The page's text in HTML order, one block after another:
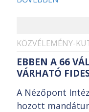
KÖZVÉLEMÉNY-
EBBEN A 66
VÁRHATÓ
A Nézőpont
hozott